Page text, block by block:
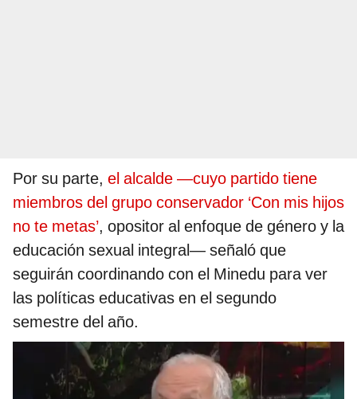
Por su parte, el alcalde —cuyo partido tiene
miembros del grupo conservador ‘Con mis hijos
no te metas’, opositor al enfoque de género y la
educación sexual integral— señaló que
seguirán coordinando con el Minedu para ver
las políticas educativas en el segundo
semestre del año.